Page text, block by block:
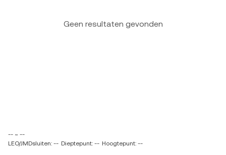
Geen resultaten gevonden
-- ~ --
LEO/JMDsluiten: -- Dieptepunt: -- Hoogtepunt: --